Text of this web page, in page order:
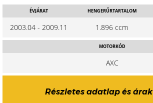
ÉVJÁRAT
2003.04 - 2009.11
HENGERŰRTARTALOM
1.896 ccm
MOTORKÓD
AXC
Részletes adatlap és árak